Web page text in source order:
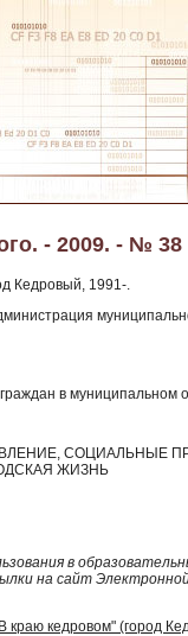
- 2009. - № 38
Кедровый, 1991-.
в муниципальном
ЖИЗНЬ
в
на сайт
краю кедровом" (город